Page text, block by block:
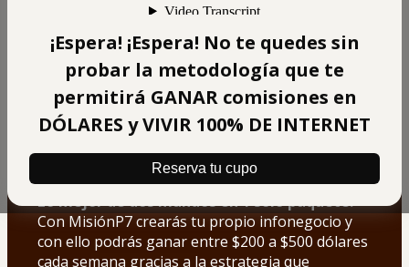
¡Espera! ¡Espera! No te quedes sin
probar la metodología que te
permitirá GANAR comisiones en
DÓLARES y VIVIR 100% DE INTERNET
Reserva tu cupo
(Taller de 7 días EN VIVO +
Curso de Inteligencia Artificial
para aumentar tus ventas en
Facebook e Instagram)
Lo mejor de dos mundos en 1 solo paquete.
Con MisiónP7 crearás tu propio infonegocio y
con ello podrás ganar entre $200 a $500 dólares
cada semana gracias a la estrategia que